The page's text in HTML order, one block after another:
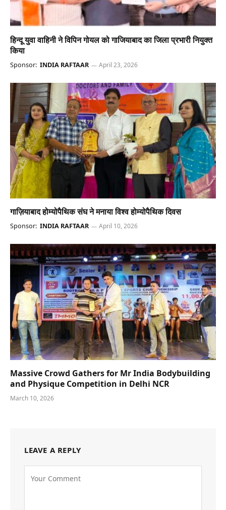
हिन्दू युवा वाहिनी ने विपिन गोयल को गाजियाबाद का जिला प्रभारी नियुक्त
किया
Sponsor: INDIA RAFTAAR April 23, 2026
गाज़ियाबाद होम्योपैथिक संघ ने मनाया विश्व होम्योपैथिक दिवस
Sponsor: INDIA RAFTAAR April 10, 2026
Massive Crowd Gathers for Mr India Bodybuilding
and Physique Competition in Delhi NCR
March 10, 2026
LEAVE A REPLY